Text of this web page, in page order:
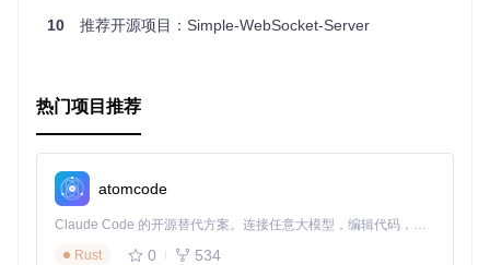
总的来说，simplecpp
10 推荐开源项目：Simple-WebSocket-Server
热门项目推荐
atomcode
Claude Code 的开源替代方案。连接任意大模型，编辑代码，运行命令，自动验证 — 全自动执行。用 Rust 构建，极致性能。 ｜ An open-source alternative to Claude Code. Connect any LLM, edit code, run commands, and verify changes — autonomously. Built in Rust for speed. Get Started
Rust
0 534